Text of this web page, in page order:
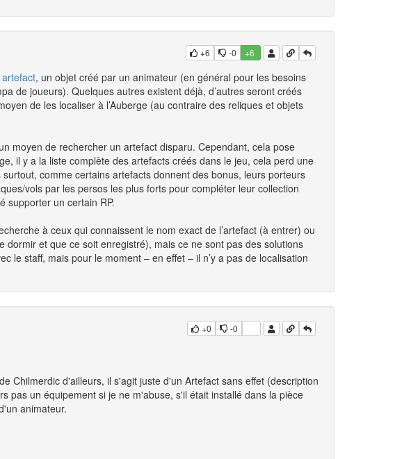
+6 -0 +6
artefact, un objet créé par un animateur (en général pour les besoins
de joueurs). Quelques autres existent déjà, d’autres seront créés
de les localiser à l’Auberge (au contraire des reliques et objets
moyen de rechercher un artefact disparu. Cependant, cela pose
il y a la liste complète des artefacts créés dans le jeu, cela perd une
comme certains artefacts donnent des bonus, leurs porteurs
vols par les persos les plus forts pour compléter leur collection
supporter un certain RP.
à ceux qui connaissent le nom exact de l’artefact (à entrer) ou
dormir et que ce soit enregistré), mais ce ne sont pas des solutions
le staff, mais pour le moment – en effet – il n’y a pas de localisation
+0 -0
Chilmerdic d'ailleurs, il s'agit juste d'un Artefact sans effet (description
pas un équipement si je ne m'abuse, s'il était installé dans la pièce
animateur.